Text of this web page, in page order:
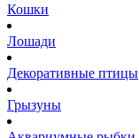
Кошки
Лошади
Декоративные птицы
Грызуны